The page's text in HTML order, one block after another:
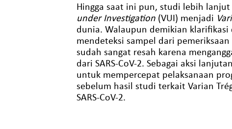
Hingga saat ini pun, studi lebih lanjut
under Investigation(VUI) menjadi
dunia. Walaupun demikian klarifikasi
mendeteksi sampel dari
sudah sangat resah karena
dari SARS-CoV-2. Sebagai aksi
untuk mempercepat pelaksanaan
sebelum hasil studi terkait Varian
SARS-CoV-2.